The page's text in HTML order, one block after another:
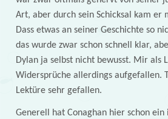
Art, aber durch sein Schicksal kam er
Dass etwas an seiner Geschichte so
das wurde zwar schon schnell klar,
Dylan ja selbst nicht bewusst. Mir als
Widersprüche allerdings aufgefallen.
Lektüre sehr gefallen.
Generell hat Conaghan hier schon ein